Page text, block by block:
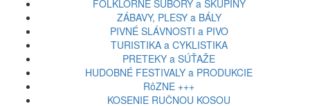
FOLKLÓRNE SÚBORY a SKUPINY
ZÁBAVY, PLESY a BÁLY
PIVNÉ SLÁVNOSTI a PIVO
TURISTIKA a CYKLISTIKA
PRETEKY a SÚŤAŽE
HUDOBNÉ FESTIVALY a PRODUKCIE
RôZNE +++
KOSENIE RUČNOU KOSOU